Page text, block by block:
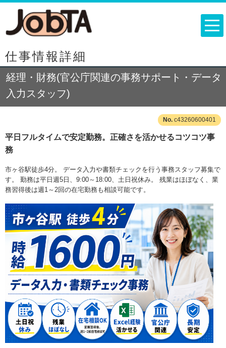
仕事情報詳細
経理・財務(官公庁関連の事務サポート・データ
入力スタッフ)
c43260600401
平日フルタイムで安定勤務。正確さを活かせるコツコツ事
務
市ヶ谷駅徒歩4分。 データ入力や書類チェックを行う事務スタッフ募集で
す。 勤務は平日週5日、9:00～18:00、土日祝休み。 残業はほぼなく、業
務習得後は週1～2回の在宅勤務も相談可能です。